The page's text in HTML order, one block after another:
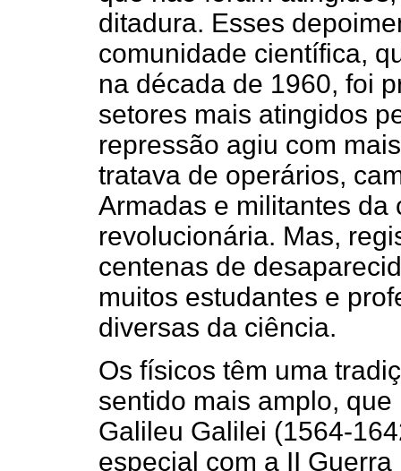
ditadura. Esses
comunidade científica,
na década de 1960, foi
setores mais atingidos
repressão agiu com
tratava de operários,
Armadas e militantes da
revolucionária. Mas,
centenas de
muitos estudantes e
diversas da ciência.
Os físicos têm uma
sentido mais amplo,
Galileu Galilei (1564-
especial com a II